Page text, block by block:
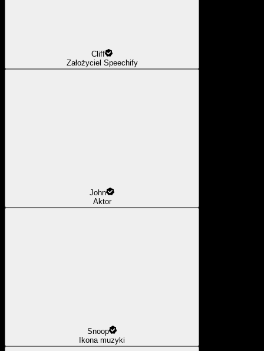
Cliff
Założyciel Speechify
John
Aktor
Snoop
Ikona muzyki